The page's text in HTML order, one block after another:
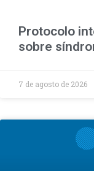
Protocolo
sobre
7 de agosto de 2026